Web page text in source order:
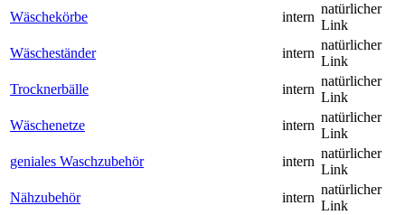
Wäschekörbe
intern
natürlicher
Link
Wäscheständer
intern
natürlicher
Link
Trocknerbälle
intern
natürlicher
Link
Wäschenetze
intern
natürlicher
Link
geniales Waschzubehör
intern
natürlicher
Link
Nähzubehör
intern
natürlicher
Link